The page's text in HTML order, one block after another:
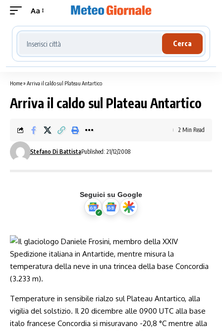
Aa
Cerca località meteo
Cerca
Home» Arriva il caldo sul Plateau Antartico
Arriva il caldo sul Plateau Antartico
Stefano Di BattistaPublished: 21/12/2008
2 Min Read
Seguici su Google
Temperature in sensibile rialzo sul Plateau Antartico, alla
vigilia del solstizio. Il 20 dicembre alle 0900 UTC alla base
italo francese Concordia si misuravano -20,8 °C mentre alla